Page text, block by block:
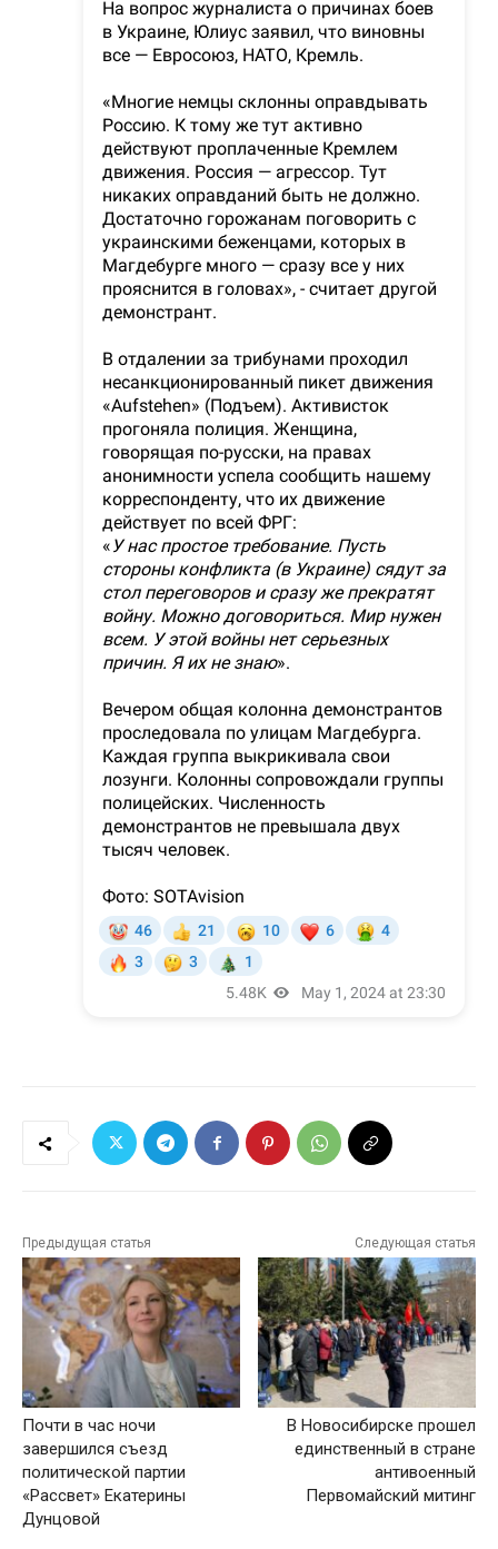
Предыдущая статья
Почти в час ночи
завершился съезд
политической партии
«Рассвет» Екатерины
Дунцовой
Следующая статья
В Новосибирске прошел
единственный в стране
антивоенный
Первомайский митинг